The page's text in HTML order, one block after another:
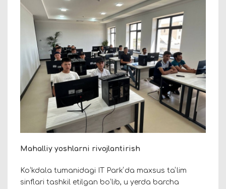
Mahalliy yoshlarni rivojlantirish
Koʻkdala tumanidagi IT Parkʼda maxsus taʼlim
sinflari tashkil etilgan boʻlib, u yerda barcha